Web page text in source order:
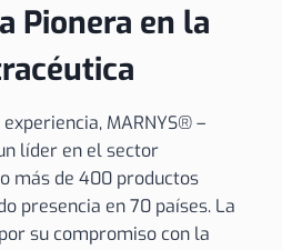
Pionera en la
MARNYS® –
líder en el sector
más de 400 productos
presencia en 70 países. La
su compromiso con la